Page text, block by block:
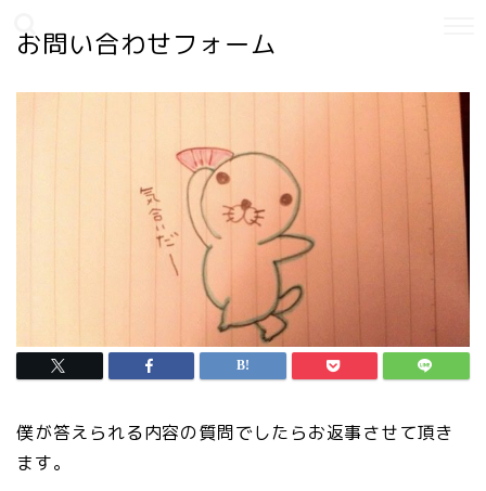
お問い合わせフォーム
僕が答えられる内容の質問でしたらお返事させて頂き
ます。